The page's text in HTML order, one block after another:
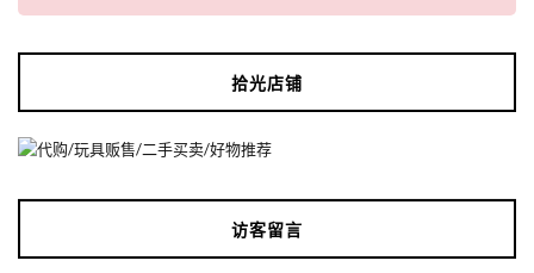
拾光店铺
访客留言